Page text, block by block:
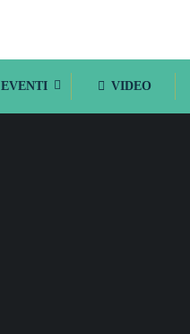
EVENTI VIDEO